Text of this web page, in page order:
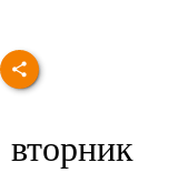
вторник